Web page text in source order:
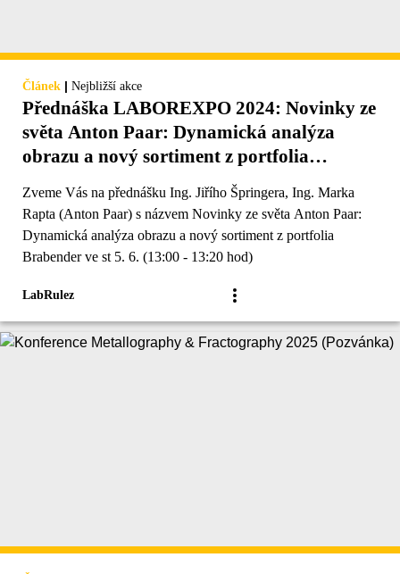
Článek | Nejbližší akce
Přednáška LABOREXPO 2024: Novinky ze
světa Anton Paar: Dynamická analýza
obrazu a nový sortiment z portfolia
Zveme Vás na přednášku Ing. Jiřího Špringera, Ing. Marka
Rapta (Anton Paar) s názvem Novinky ze světa Anton Paar:
Dynamická analýza obrazu a nový sortiment z portfolia
Brabender ve st 5. 6. (13:00 - 13:20 hod)
LabRulez